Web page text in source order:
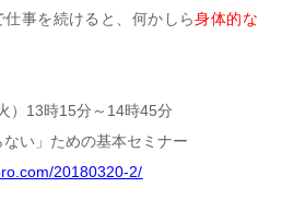
事を続けると、何かしら身体的な
）13時15分～14時45分
い」ための基本セミナー
20180320-2/